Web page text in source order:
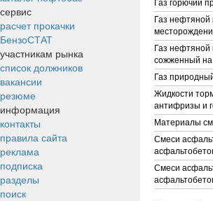
сервис
расчет прокачки
БензоСТАТ
участникам рынка
список должников
вакансии
резюме
информация
контакты
правила сайта
реклама
подписка
разделы
поиск
Газ горючий
Газ
Газ
сожженный на
Газ
Жидкости
антифризы и
Материалы
Смеси
Смеси